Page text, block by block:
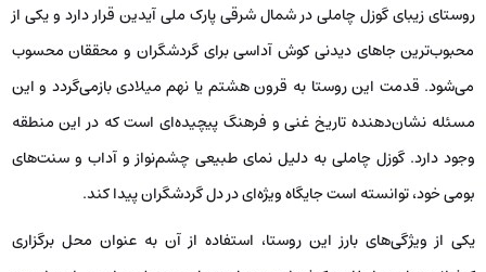
روستای زیبای گوزل چاملی در شمال شرقی پارک ملی آیدین قرار دارد و یکی از
محبوب‌ترین جاهای دیدنی کوش آداسی برای گردشگران و محققان محسوب
می‌شود. قدمت این روستا به قرون هشتم یا نهم میلادی بازمی‌گردد و این
مسئله نشان‌دهنده‌ تاریخ غنی و فرهنگ پیچیده‌ای است که در این منطقه
وجود دارد. گوزل چاملی به دلیل نمای طبیعی چشم‌نواز و آداب و سنت‌های
بومی خود، توانسته است جایگاه ویژه‌ای در دل گردشگران پیدا کند.
یکی از ویژگی‌های بارز این روستا، استفاده از آن به عنوان محل برگزاری